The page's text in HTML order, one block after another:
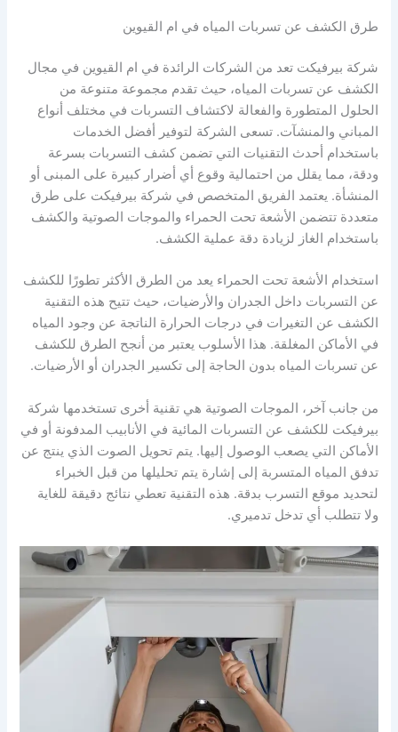
طرق الكشف عن تسربات المياه في ام القيوين
شركة بيرفيكت تعد من الشركات الرائدة في ام القيوين في مجال
الكشف عن تسربات المياه، حيث تقدم مجموعة متنوعة من
الحلول المتطورة والفعالة لاكتشاف التسربات في مختلف أنواع
المباني والمنشآت. تسعى الشركة لتوفير أفضل الخدمات
باستخدام أحدث التقنيات التي تضمن كشف التسربات بسرعة
ودقة، مما يقلل من احتمالية وقوع أي أضرار كبيرة على المبنى أو
المنشأة. يعتمد الفريق المتخصص في شركة بيرفيكت على طرق
متعددة تتضمن الأشعة تحت الحمراء والموجات الصوتية والكشف
باستخدام الغاز لزيادة دقة عملية الكشف.
استخدام الأشعة تحت الحمراء يعد من الطرق الأكثر تطورًا للكشف
عن التسربات داخل الجدران والأرضيات، حيث تتيح هذه التقنية
الكشف عن التغيرات في درجات الحرارة الناتجة عن وجود المياه
في الأماكن المغلقة. هذا الأسلوب يعتبر من أنجح الطرق للكشف
عن تسربات المياه بدون الحاجة إلى تكسير الجدران أو الأرضيات.
من جانب آخر، الموجات الصوتية هي تقنية أخرى تستخدمها شركة
بيرفيكت للكشف عن التسربات المائية في الأنابيب المدفونة أو في
الأماكن التي يصعب الوصول إليها. يتم تحويل الصوت الذي ينتج عن
تدفق المياه المتسربة إلى إشارة يتم تحليلها من قبل الخبراء
لتحديد موقع التسرب بدقة. هذه التقنية تعطي نتائج دقيقة للغاية
ولا تتطلب أي تدخل تدميري.